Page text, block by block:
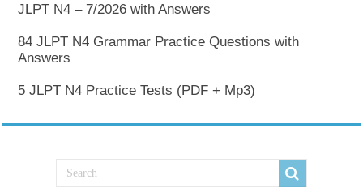
JLPT N4 – 7/2026 with Answers
84 JLPT N4 Grammar Practice Questions with
Answers
5 JLPT N4 Practice Tests (PDF + Mp3)